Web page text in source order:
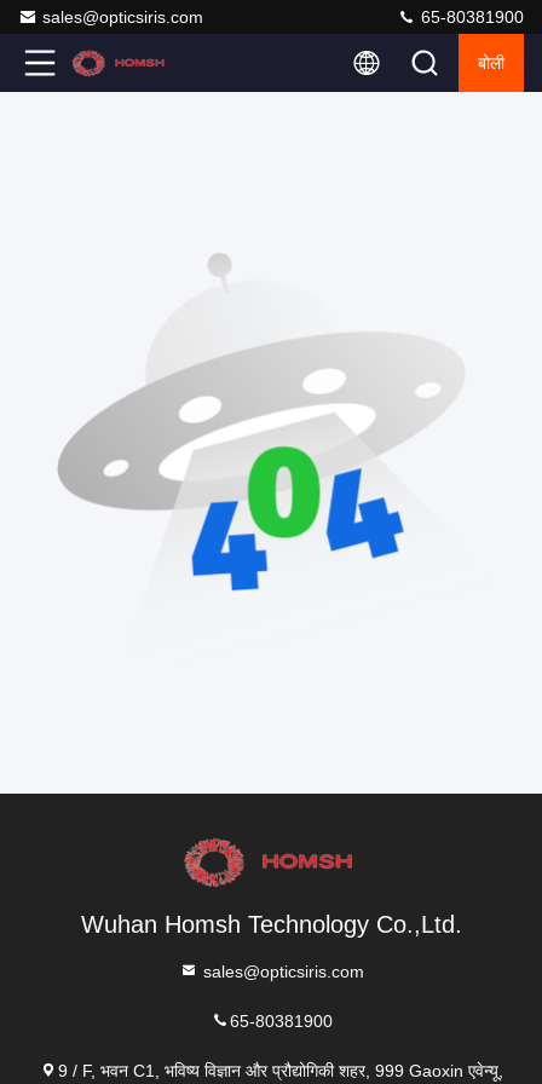
sales@opticsiris.com 65-80381900
बोली
Wuhan Homsh Technology Co.,Ltd.
sales@opticsiris.com
65-80381900
9 / F, भवन C1, भविष्य विज्ञान और प्रौद्योगिकी शहर, 999 Gaoxin एवेन्यू,